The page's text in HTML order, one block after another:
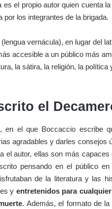
es el propio autor quien cuenta
los integrantes de la brigada.
vernácula), en lugar del
accesible a un público más
la sátira, la religión, la
el
en el que Boccaccio escribe
agradables y darles consejos
el autor, ellas son más
pensando en el público
de la literatura y las
y entretenidos para
. Además, el formato de